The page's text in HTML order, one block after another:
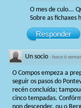
O mes de culo...
Sobre as fichaxes
Responder
Un socio ·hace 6
O Compos empeza a
seguir os pasos do
recén concluída;
cinco tempadas.